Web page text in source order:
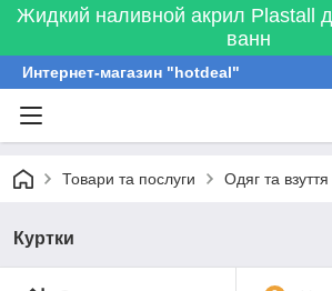
Жидкий наливной акрил Plastall
ванн
Интернет-магазин "hotdeal"
Товари та послуги Одяг та взуття
Куртки